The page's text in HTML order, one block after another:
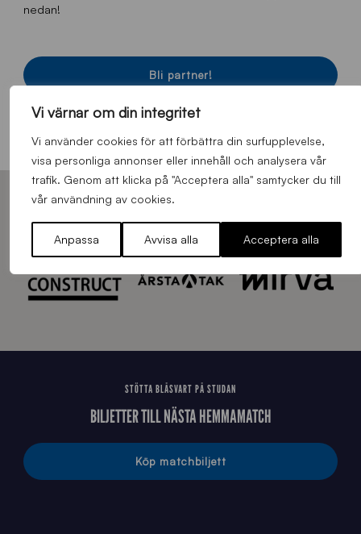
Vi värnar om din integritet
Vi använder cookies för att förbättra din surfupplevelse,
visa personliga annonser eller innehåll och analysera vår
trafik. Genom att klicka på "Acceptera alla" samtycker du till
vår användning av cookies.
Anpassa Avvisa alla Acceptera alla
nedan!
Bli partner!
Läs mer om Affärsnätverket
STÖTTA BLÅSVART PÅ STUDAN
BILJETTER TILL NÄSTA HEMMAMATCH
Köp matchbiljett